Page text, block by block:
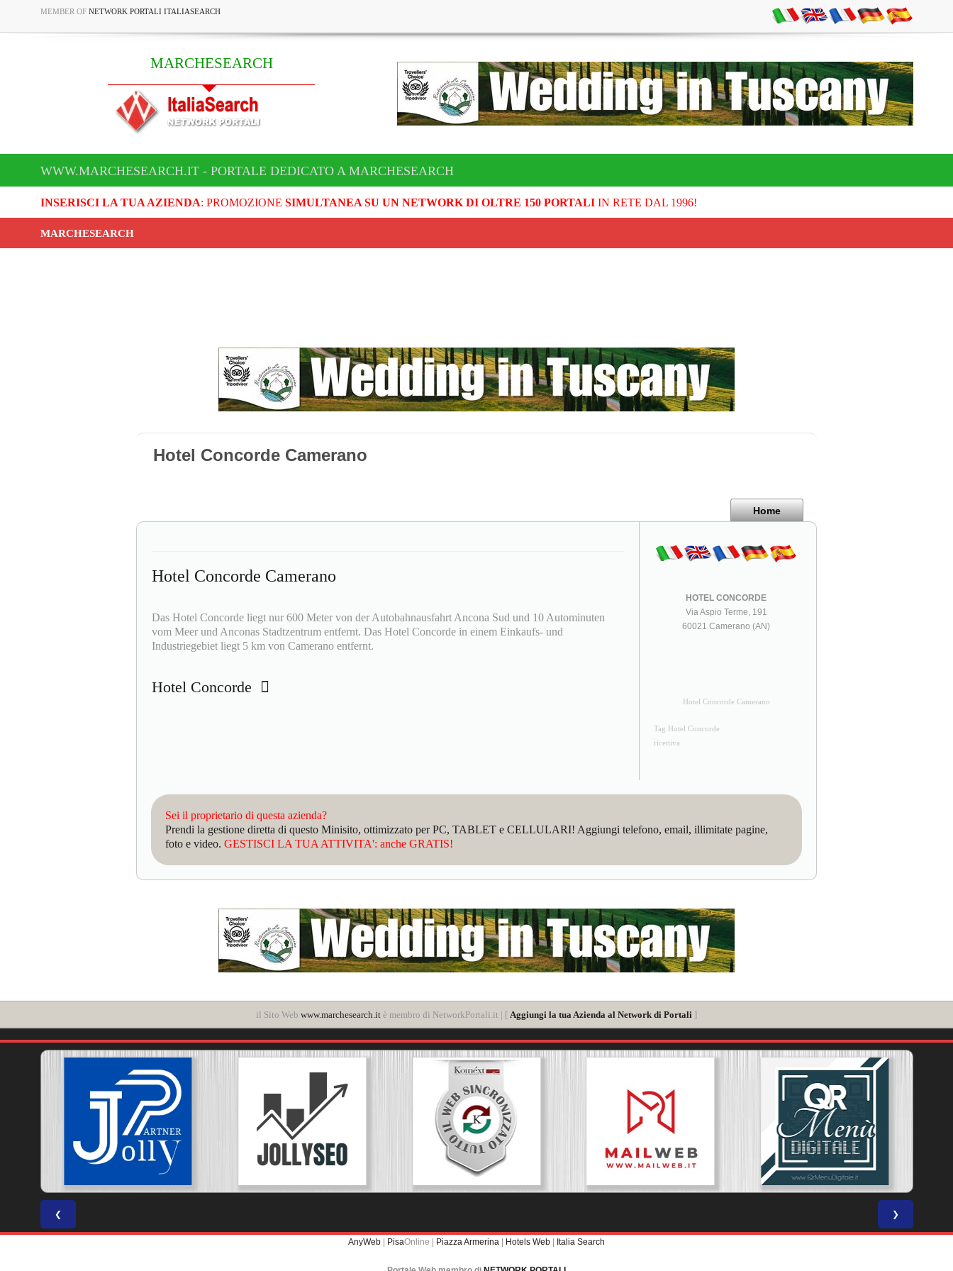
MEMBER OF NETWORK PORTALI ITALIASEARCH
MARCHESEARCH
WWW.MARCHESEARCH.IT - PORTALE DEDICATO A MARCHESEARCH
INSERISCI LA TUA AZIENDA: PROMOZIONE SIMULTANEA SU UN NETWORK DI OLTRE 150 PORTALIIN RETE DAL 1996!
MARCHESEARCH
Hotel Concorde Camerano
Home
Hotel Concorde Camerano
Das Hotel Concorde liegt nur 600 Meter von der Autobahnausfahrt Ancona Sud und 10 Autominuten
vom Meer und Anconas Stadtzentrum entfernt. Das Hotel Concorde in einem Einkaufs- und
Industriegebiet liegt 5 km von Camerano entfernt.
Hotel Concorde
HOTEL CONCORDE
Via Aspio Terme, 191
60021 Camerano (AN)
Hotel Concorde Camerano
Tag Hotel Concorde
ricettiva
Sei il proprietario di questa azienda?
Prendi la gestione diretta di questo Minisito, ottimizzato per PC, TABLET e CELLULARI! Aggiungi telefono, email, illimitate pagine,
foto e video. GESTISCI LA TUA ATTIVITA': anche GRATIS!
il Sito Web www.marchesearch.it è membro di NetworkPortali.it | [ Aggiungi la tua Azienda al Network di Portali ]
❮ ❯
AnyWeb | PisaOnline | Piazza Armerina | Hotels Web | Italia Search